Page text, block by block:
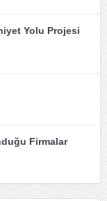
Yolu Projesi
Firmalar